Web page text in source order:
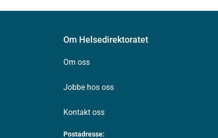
Om Helsedirektoratet
Om oss
Jobbe hos oss
Kontakt oss
Postadresse: